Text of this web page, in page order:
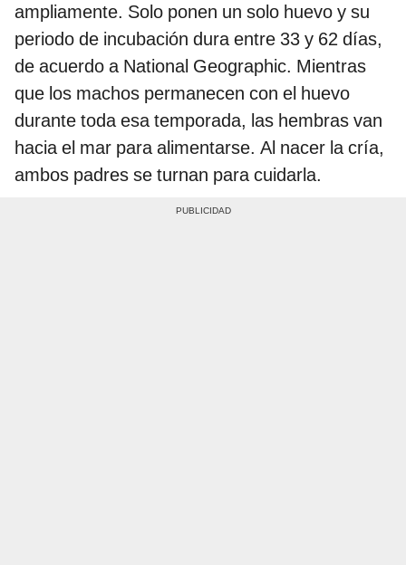
ampliamente. Solo ponen un solo huevo y su
periodo de incubación dura entre 33 y 62 días,
de acuerdo a National Geographic. Mientras
que los machos permanecen con el huevo
durante toda esa temporada, las hembras van
hacia el mar para alimentarse. Al nacer la cría,
ambos padres se turnan para cuidarla.